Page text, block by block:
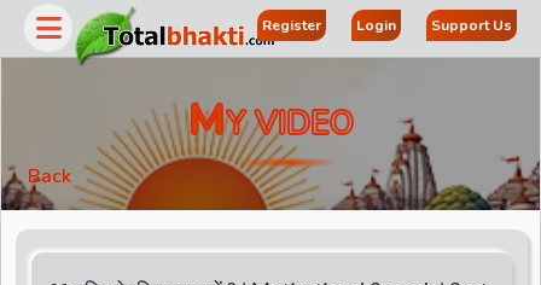
Register Login Support Us
MY VIDEO
Back